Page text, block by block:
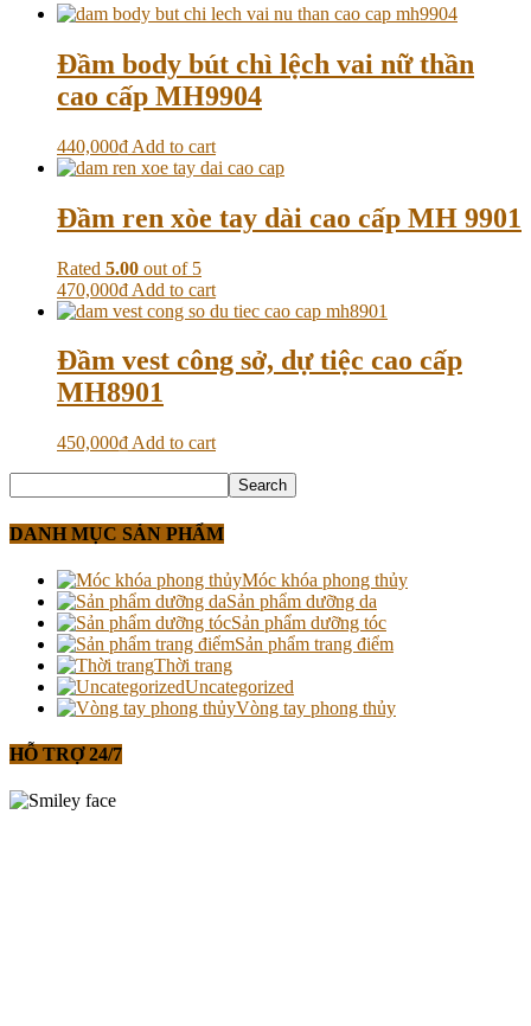
Đầm body bút chì lệch vai nữ thần
cao cấp MH9904
440,000₫ Add to cart
Đầm ren xòe tay dài cao cấp MH 9901
Rated 5.00 out of 5
470,000₫ Add to cart
Đầm vest công sở, dự tiệc cao cấp
MH8901
450,000₫ Add to cart
DANH MỤC SẢN PHẨM
Móc khóa phong thủy
Sản phẩm dưỡng da
Sản phẩm dưỡng tóc
Sản phẩm trang điểm
Thời trang
Uncategorized
Vòng tay phong thủy
HỖ TRỢ 24/7